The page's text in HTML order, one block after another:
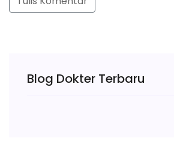
Blog Dokter Terbaru